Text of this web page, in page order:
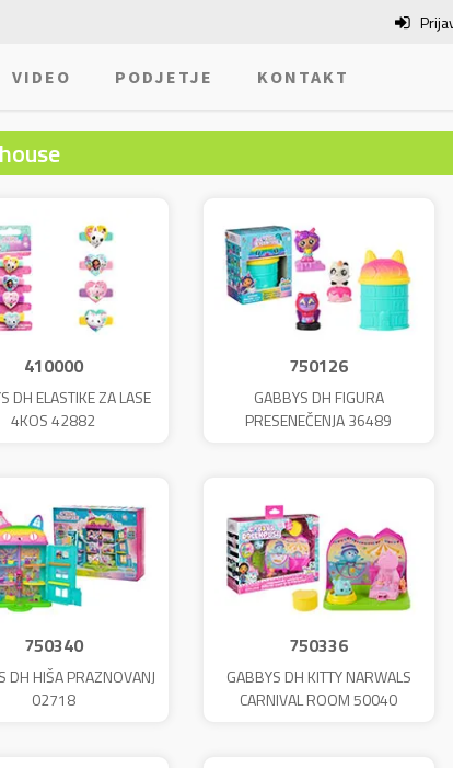
VIDEO PODJETJE KONTAKT
410000
DH ELASTIKE ZA LASE
4KOS 42882
750126
GABBYS DH FIGURA
PRESENEČENJA 36489
750340
DH HIŠA PRAZNOVANJ
02718
750336
GABBYS DH KITTY NARWALS
CARNIVAL ROOM 50040